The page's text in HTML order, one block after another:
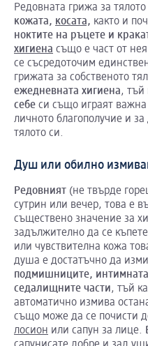
Редовната грижа за
кожата, косата, както и
ноктите на ръцете и
хигиена също е част от
се съсредоточим
грижата за собственото
ежедневната хигиена, тъй
себе си също играят
личното благополучие и
тялото си.
Душ или обилно
Редовният (не твърде
сутрин или вечер, това е
съществено значение за
задължително да се
или чувствителна кожа
душа е достатъчно да
подмишниците, интимната
седалищните части, тъй
автоматично измива
също може да се почисти
лосион или сапун за лице.